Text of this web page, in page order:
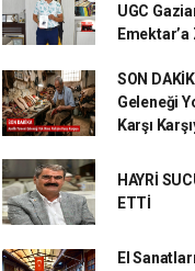
UGC
SON
Geleneği
Karşı
HAYRİ
ETTİ
El